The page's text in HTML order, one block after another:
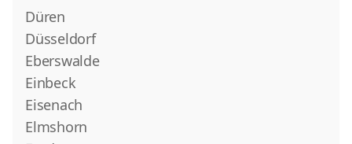
Düren
Düsseldorf
Eberswalde
Einbeck
Eisenach
Elmshorn